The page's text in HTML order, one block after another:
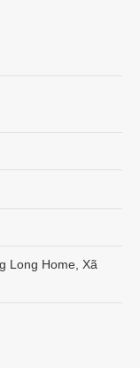
Long Home, Xã